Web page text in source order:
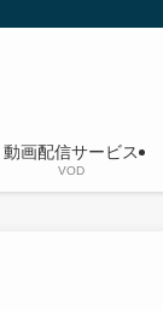
動画配信サービス
VOD